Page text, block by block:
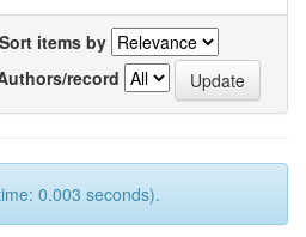
Sort items by
record
0.003 seconds).